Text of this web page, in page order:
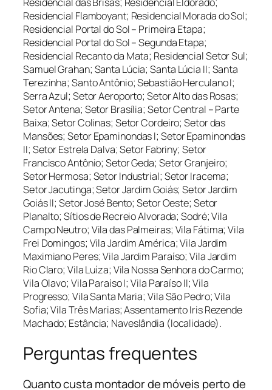
Residencial Flamboyant; Residencial Morada do Sol;
Residencial Portal do Sol – Primeira Etapa;
Residencial Portal do Sol – Segunda Etapa;
Residencial Recanto da Mata; Residencial Setor Sul;
Samuel Grahan; Santa Lúcia; Santa Lúcia II; Santa
Terezinha; Santo Antônio; Sebastião Herculano I;
Serra Azul; Setor Aeroporto; Setor Alto das Rosas;
Setor Antena; Setor Brasília; Setor Central – Parte
Baixa; Setor Colinas; Setor Cordeiro; Setor das
Mansões; Setor Epaminondas I; Setor Epaminondas
II; Setor Estrela Dalva; Setor Fabriny; Setor
Francisco Antônio; Setor Geda; Setor Granjeiro;
Setor Hermosa; Setor Industrial; Setor Iracema;
Setor Jacutinga; Setor Jardim Goiás; Setor Jardim
Goiás II; Setor José Bento; Setor Oeste; Setor
Planalto; Sítios de Recreio Alvorada; Sodré; Vila
Campo Neutro; Vila das Palmeiras; Vila Fátima; Vila
Frei Domingos; Vila Jardim América; Vila Jardim
Maximiano Peres; Vila Jardim Paraíso; Vila Jardim
Rio Claro; Vila Luíza; Vila Nossa Senhora do Carmo;
Vila Olavo; Vila Paraíso I; Vila Paraíso II; Vila
Progresso; Vila Santa Maria; Vila São Pedro; Vila
Sofia; Vila Três Marias; Assentamento Iris Rezende
Machado; Estância; Naveslândia (localidade).
Perguntas frequentes
Quanto custa montador de móveis perto de